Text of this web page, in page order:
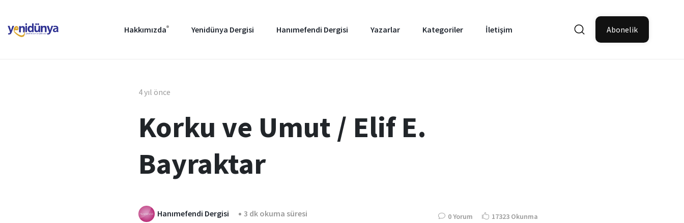
Hakkımızda Yenidünya Dergisi Hanımefendi Dergisi Yazarlar Kategoriler İletişim Abonelik
4 yıl önce
Korku ve Umut / Elif E.
Bayraktar
Hanımefendi Dergisi 3 dk okuma süresi 0 Yorum 17323 Okunma